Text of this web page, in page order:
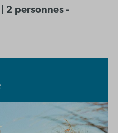
2 personnes -